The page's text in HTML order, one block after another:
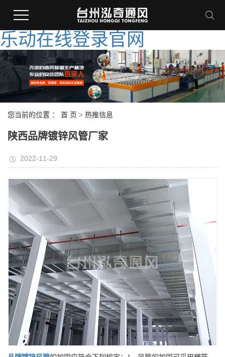
乐动在线登录官网
您当前的位置 ： 首 页 > 热推信息
陕西品牌镀锌风管厂家
2022-11-29